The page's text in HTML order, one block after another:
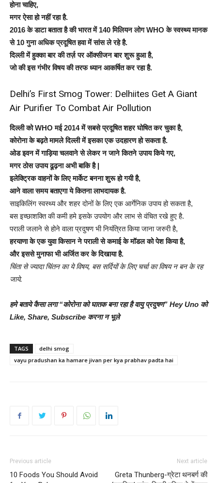
होना चाहिए,
मगर ऐसा हो नहीं रहा है.
2016 के डाटा बताता है की भारत में 140 मिलियन लोग WHO के स्वस्थ्य मानक
से 10 गुना अधिक प्रदूषित हवा में सांस ले रहे है.
दिल्ली में हुक्का बार की तर्ज़ पर ऑक्सीजन बार शुरू हुआ है,
जो की इस गंभीर विषय की तरफ ध्यान आकर्षित कर रहा है.
Delhi’s First Smog Tower: Delhiites Get A Giant
Air Purifier To Combat Air Pollution
दिल्ली को WHO मई 2014 में सबसे प्रदूषित शहर घोषित कर चुका है,
कोरोना के बढ़ते मामले दिल्ली में इसका एक उदहारण हो सकता है.
ओड इवन में गाड़िया चलवाने से लेकर न जाने कितने उपाय किये गए,
मगर ठोस उपाय ढूढ़ना अभी बाकि है |
इलेक्ट्रिक वाहनों के लिए मार्केट बनना शुरू हो गयी है,
आने वाला समय बताएगा ये कितना लाभदायक है.
साइकिलिंग स्वस्थ्य और शहर दोनों के लिए एक आर्गेनिक उपाय हो सकता है,
बस इच्छाशक्ति की कमी हमे इसके उपयोग और लाभ से वंचित रखे हुए है.
पराली जलाने से होने वाला प्रदुषण भी नियंत्रित किया जाना जरुरी है,
हरयाणा के एक युवा किसान ने पराली से कमाई के मॉडल को पेश किया है,
और इससे मुनाफा भी अर्जित कर के दिखाया है.
चिंता से ज्यादा चिंतन का ये विषय, बस सर्दियों के लिए चर्चा का विषय न बनके रह
जाये.
हमे बताये कैसा लगा “कोरोना को घातक बना रहा है वायु प्रदुषण” Hey Uno को
Like, Share, Subscribe करना न भूले
TAGS
delhi smog
vayu pradushan ka hamare jivan per kya prabhav padta hai
Previous article
10 Foods You Should Avoid
Next article
Greta Thunberg-ग्रेटा थनबर्ग की